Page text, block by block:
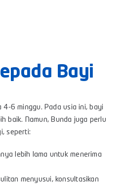
Bayi
4-6 minggu. Pada usia ini, bayi
baik. Namun, Bunda juga perlu
seperti:
lebih lama untuk menerima
menyusui, konsultasikan